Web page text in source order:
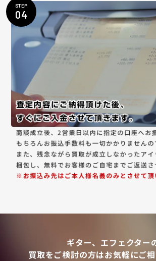
STEP
04
ギター、エフェクター
買取をご検討の方はお気軽にご